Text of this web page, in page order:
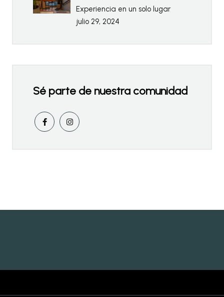
Experiencia en un solo lugar
julio 29, 2024
Sé parte de nuestra comunidad